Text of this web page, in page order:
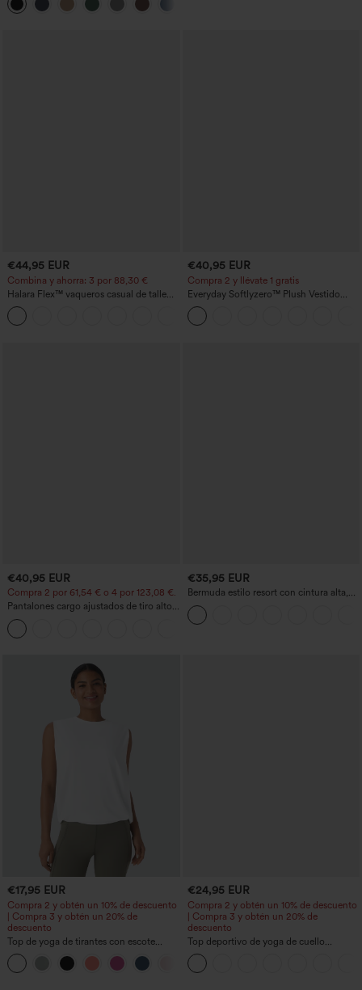
€44,95 EUR
Combina y ahorra: 3 por 88,30 €
Halara Flex™ vaqueros casual de talle
alto con bolsillos, estilo baggy de pierna
ancha, efecto lavado
€40,95 EUR
Compra 2 y llévate 1 gratis
Everyday Softlyzero™ Plush Vestido
deportivo sin espalda 2 en 1
acampanado -Wannabe -Easy Peezy
€40,95 EUR
Compra 2 por 61,54 € o 4 por 123,08 €.
Pantalones cargo ajustados de tiro alto
con múltiples bolsillos y cremallera con
botones
€35,95 EUR
Bermuda estilo resort con cintura alta,
dobladillo remangado y efecto lino, 10'',
con bolsillos
€17,95 EUR
Compra 2 y obtén un 10% de descuento
| Compra 3 y obtén un 20% de
descuento
Top de yoga de tirantes con escote
redondo, fruncido y tacto fresco -
UPF50+
€24,95 EUR
Compra 2 y obtén un 10% de descuento
| Compra 3 y obtén un 20% de
descuento
Top deportivo de yoga de cuello
redondo y manga corta, con fruncidos y
tacto fresco - UPF50+